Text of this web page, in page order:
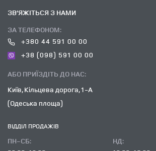
ЗВ’ЯЖІТЬСЯ З НАМИ
ЗА ТЕЛЕФОНОМ:
+380 44 591 00 00
+38 (098) 591 00 00
АБО ПРИЇЗДІТЬ ДО НАС:
Київ, Кільцева дорога, 1-А
(Одеська площа)
ВІДДІЛ ПРОДАЖІВ
ПН-СБ:
НД: